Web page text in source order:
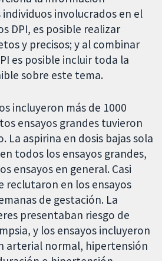
involucrados en el
DPI, es posible realizar
y precisos; y al combinar
es posible incluir toda la
sobre este tema.
incluyeron más de 1000
ensayos grandes tuvieron
La aspirina en dosis bajas sola
todos los ensayos grandes,
ensayos en general. Casi
reclutaron en los ensayos
de gestación. La
presentaban riesgo de
y los ensayos incluyeron
arterial normal, hipertensión